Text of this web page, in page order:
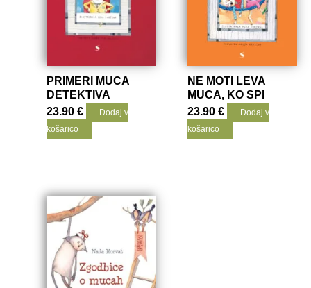
PRIMERI MUCA
DETEKTIVA
23.90€
Dodaj v
košarico
NE MOTI LEVA
MUCA, KO SPI
23.90€
Dodaj v
košarico